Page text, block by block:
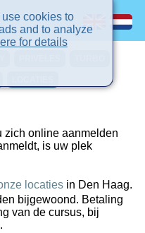
zich online aanmelden
is uw plek
locaties in Den Haag.
bijgewoond. Betaling
van de cursus, bij
cookies to
and to analyze
for details